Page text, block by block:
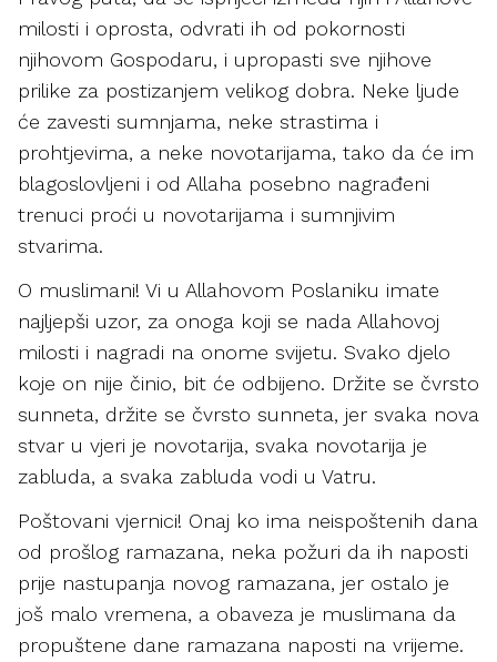
milosti i oprosta, odvrati ih od pokornosti
njihovom Gospodaru, i upropasti sve njihove
prilike za postizanjem velikog dobra. Neke ljude
će zavesti sumnjama, neke strastima i
prohtjevima, a neke novotarijama, tako da će im
blagoslovljeni i od Allaha posebno nagrađeni
trenuci proći u novotarijama i sumnjivim
stvarima.
O muslimani! Vi u Allahovom Poslaniku imate
najljepši uzor, za onoga koji se nada Allahovoj
milosti i nagradi na onome svijetu. Svako djelo
koje on nije činio, bit će odbijeno. Držite se čvrsto
sunneta, držite se čvrsto sunneta, jer svaka nova
stvar u vjeri je novotarija, svaka novotarija je
zabluda, a svaka zabluda vodi u Vatru.
Poštovani vjernici! Onaj ko ima neispoštenih dana
od prošlog ramazana, neka požuri da ih naposti
prije nastupanja novog ramazana, jer ostalo je
još malo vremena, a obaveza je muslimana da
propuštene dane ramazana naposti na vrijeme.